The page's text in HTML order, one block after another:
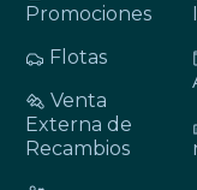
Promociones
Flotas
Venta
Externa de
Recambios